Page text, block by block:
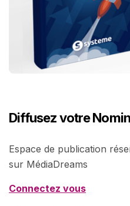
Diffusez votre
Espace de publication
sur MédiaDreams
Connectez vous